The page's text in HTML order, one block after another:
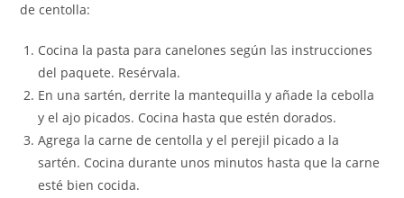
de centolla:
Cocina la pasta para canelones según las instrucciones
del paquete. Resérvala.
En una sartén, derrite la mantequilla y añade la cebolla
y el ajo picados. Cocina hasta que estén dorados.
Agrega la carne de centolla y el perejil picado a la
sartén. Cocina durante unos minutos hasta que la carne
esté bien cocida.